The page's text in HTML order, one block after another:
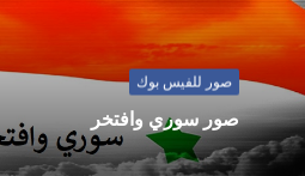
صور للفيس بوك
صور سوري وافتخر